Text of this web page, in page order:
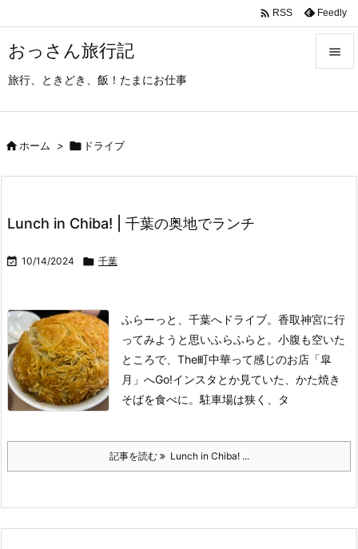
おっさん旅行記
旅行、ときどき、飯！たまにお仕事

 RSS Feedly
ホーム >  ドライブ
Lunch in Chiba! | 千葉の奥地でランチ
 10/14/2024  千葉
ふらーっと、千葉へドライブ。 香取神宮に行
ってみようと思いふらふらと。小腹も空いた
ところで、The町中華って感じのお店「皐
月」へGo!インスタとか見ていた、かた焼き
そばを食べに。駐車場は狭く、タ
記事を読む Lunch in Chiba! ...